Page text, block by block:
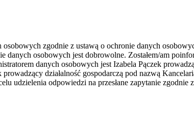
zgodnie z ustawą o ochronie danych
danych osobowych jest dobrowolne. Zostałem/am
danych osobowych jest Izabela Pączek
działalność gospodarczą pod nazwą
udzielenia odpowiedzi na przesłane zapytanie zgodnie